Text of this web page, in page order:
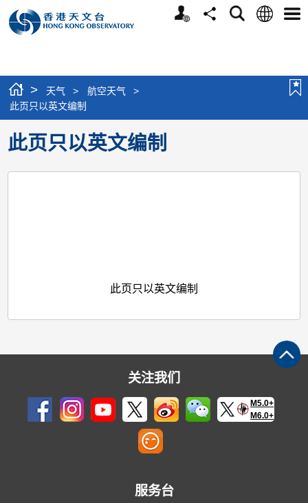
个
分
搜
语
选
> 天气 > 航空天气
>
此页只以英文编制
此页只以英文编制
此页只以英文编制
关注我们
M5.0+
M6.0+
服务台